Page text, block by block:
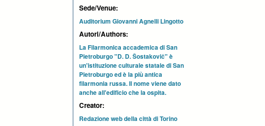
Sede/Venue:
Auditorium Giovanni Agnelli Lingotto
Autori/Authors:
La Filarmonica accademica di San
Pietroburgo "D. D. Šostakovič" è
un'istituzione culturale statale di San
Pietroburgo ed è la più antica
filarmonia russa. Il nome viene dato
anche all'edificio che la ospita.
Creator:
Redazione web della città di Torino